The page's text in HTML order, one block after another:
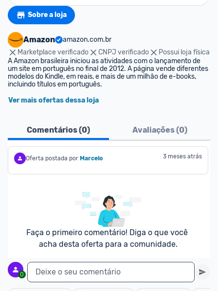
Sobre a loja
Amazon
amazon.com.br
Marketplace verificado
CNPJ verificado
Possui loja física
A Amazon brasileira iniciou as atividades com o lançamento de
um site em português no final de 2012. A página vende diferentes
modelos do Kindle, em reais, e mais de um milhão de e-books,
incluindo títulos em português.
Ver mais ofertas dessa loja
Comentários (0) Avaliações (0)
Oferta postada por Marcelo 3 meses atrás
Faça o primeiro comentário! Diga o que você
acha desta oferta para a comunidade.
0 Deixe o seu comentário